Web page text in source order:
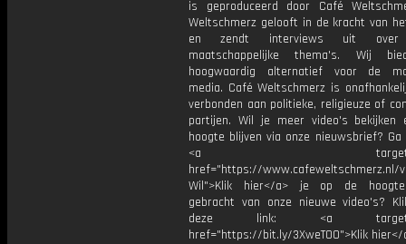
is geproduceerd door Café
Weltschmerz gelooft in de kracht van
en zendt interviews uit over
maatschappelijke thema's. Wij
hoogwaardig alternatief voor de
media. Café Weltschmerz is
verbonden aan politieke, religieuze of
partijen. Wil je meer video's bekijken
hoogte blijven via onze nieuwsbrief? Ga
<a
href="https://www.cafeweltschmerz.nl/
Wil">Klik hier</a> je op de
gebracht van onze nieuwe video's?
deze link: <a
href="https://bit.ly/3XweTO0">Klik hier</